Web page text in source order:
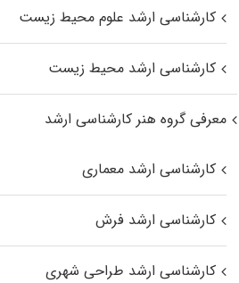
کارشناسی ارشد علوم محیط‌ زیست
کارشناسی ارشد محیط زیست
معرفی گروه هنر کارشناسی ارشد
کارشناسی ارشد معماری
کارشناسی ارشد فرش
کارشناسی ارشد طراحی شهری